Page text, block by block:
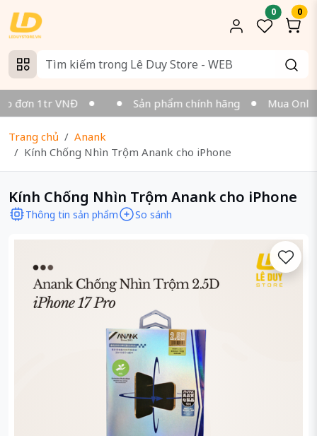
0 0
đơn 1tr VNĐ Sản phẩm chính hãng Mua
Trang chủ
Anank
Kính Chống Nhìn Trộm Anank cho iPhone
Kính Chống Nhìn Trộm Anank cho iPhone
Thông tin sản phẩm So sánh